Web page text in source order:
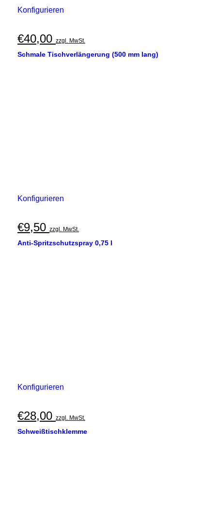
Konfigurieren
€40,00 zzgl. MwSt.
Schmale Tischverlängerung (500 mm lang)
Konfigurieren
€9,50 zzgl. MwSt.
Anti-Spritzschutzspray 0,75 l
Konfigurieren
€28,00 zzgl. MwSt.
Schweißtischklemme